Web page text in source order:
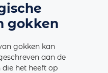
gokken
gokken kan
aan de
het heeft op